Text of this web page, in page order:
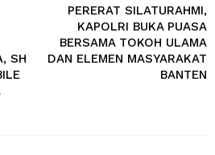
SH
PERERAT SILATURAHMI,
KAPOLRI BUKA PUASA
BERSAMA TOKOH ULAMA
DAN ELEMEN MASYARAKAT
BANTEN